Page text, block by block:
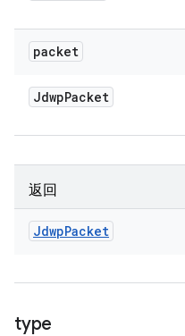
packet
JdwpPacket
返回
JdwpPacket
type